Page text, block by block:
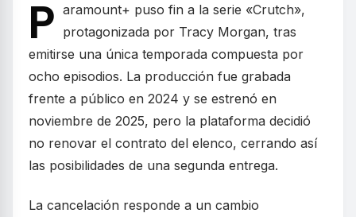
P aramount+ puso fin a la serie «Crutch»,
protagonizada por Tracy Morgan, tras
emitirse una única temporada compuesta por
ocho episodios. La producción fue grabada
frente a público en 2024 y se estrenó en
noviembre de 2025, pero la plataforma decidió
no renovar el contrato del elenco, cerrando así
las posibilidades de una segunda entrega.
La cancelación responde a un cambio